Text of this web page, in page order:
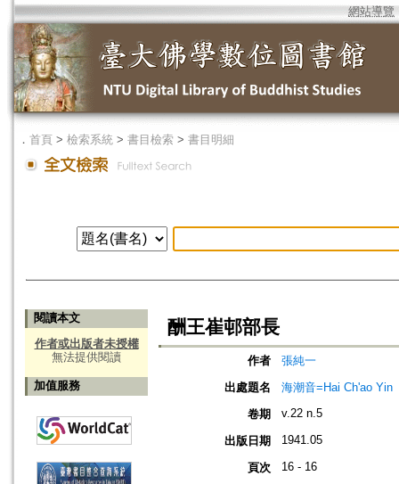
網站導覽
． 首頁 > 檢索系統 > 書目檢索 > 書目明細
閱讀本文
作者或出版者未授權
無法提供閱讀
加值服務
酬王崔邨部長
作者
張純一
出處題名
海潮音=Hai Ch'ao Yin
卷期
v.22 n.5
出版日期 1941.05
頁次 16 - 16